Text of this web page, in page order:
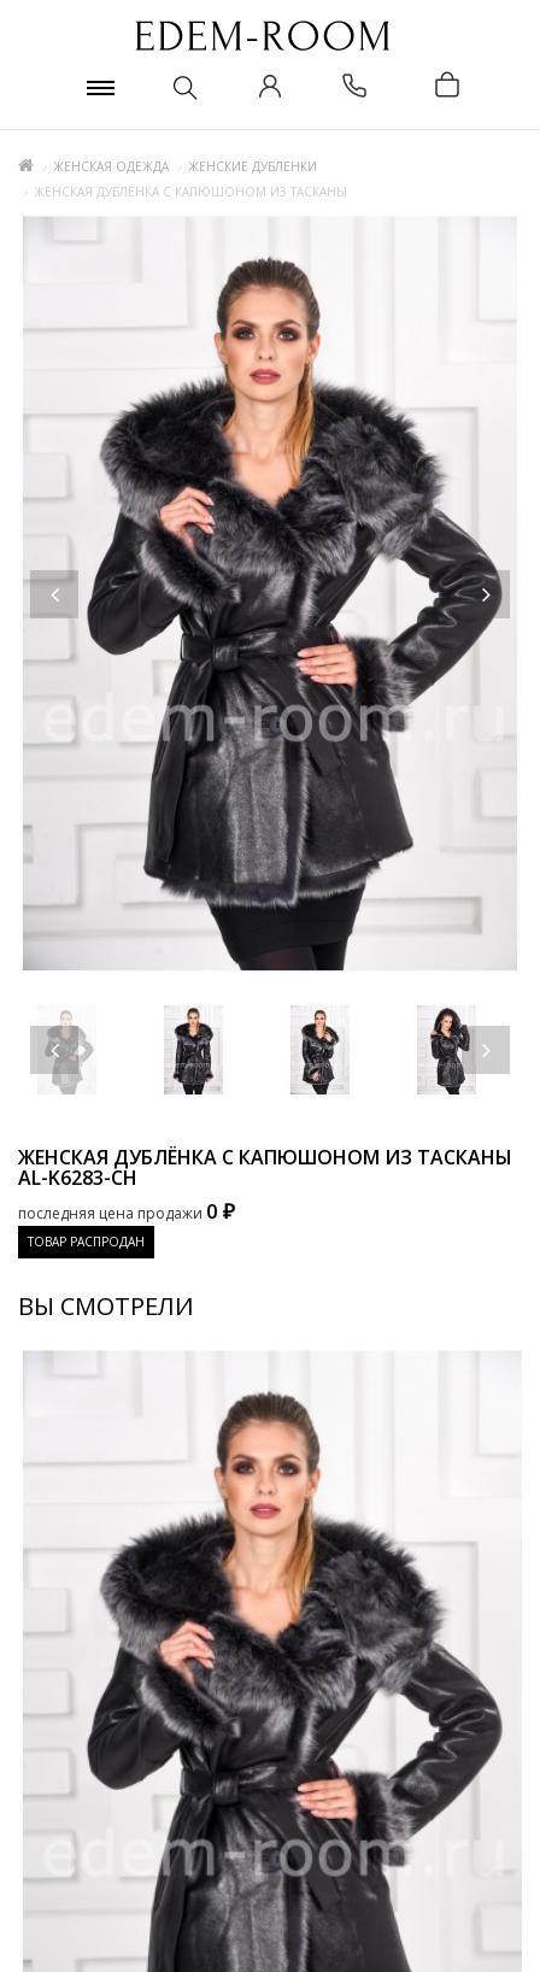
ЖЕНСКАЯ ОДЕЖДА
ЖЕНСКИЕ ДУБЛЕНКИ
ЖЕНСКАЯ ДУБЛЁНКА С КАПЮШОНОМ ИЗ ТАСКАНЫ
ЖЕНСКАЯ ДУБЛЁНКА С КАПЮШОНОМ ИЗ ТАСКАНЫ
AL-K6283-CH
последняя цена продажи 0 ₽
ТОВАР РАСПРОДАН
ВЫ СМОТРЕЛИ